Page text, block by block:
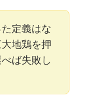
定義はな
地鶏を押
ば失敗し